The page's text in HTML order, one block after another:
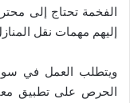
الفخمة تحتاج إلى
إليهم مهمات نقل
ويتطلب العمل في
الحرص على تطبيق